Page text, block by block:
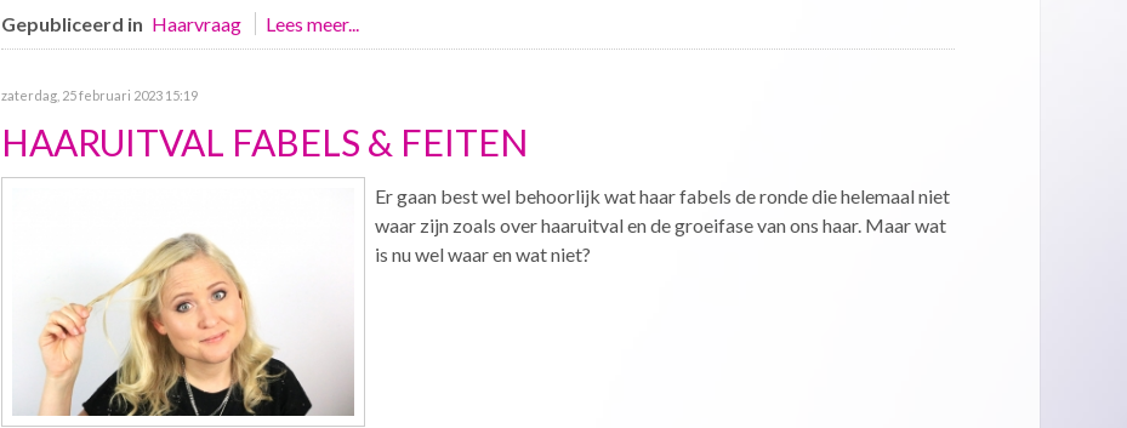
Gepubliceerd in Haarvraag Lees meer...
zaterdag, 25 februari 2023 15:19
HAARUITVAL FABELS & FEITEN
Er gaan best wel behoorlijk wat haar fabels de ronde die helemaal niet
waar zijn zoals over haaruitval en de groeifase van ons haar. Maar wat
is nu wel waar en wat niet?